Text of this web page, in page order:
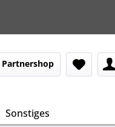
Partnershop
Sonstiges